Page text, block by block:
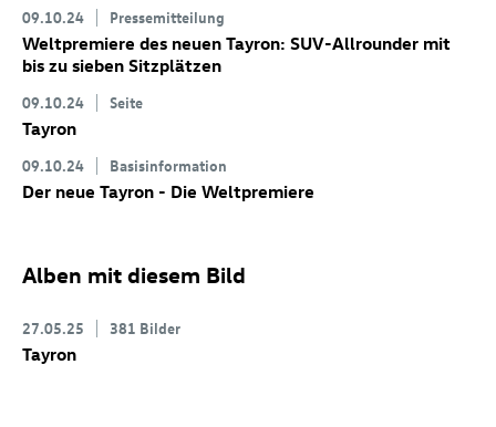
09.10.24 Pressemitteilung
Weltpremiere des neuen Tayron: SUV-Allrounder mit
bis zu sieben Sitzplätzen
09.10.24 Seite
Tayron
09.10.24 Basisinformation
Der neue Tayron - Die Weltpremiere
Alben mit diesem Bild
27.05.25 381 Bilder
Tayron